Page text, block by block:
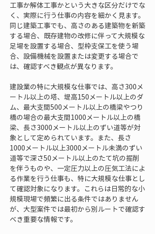
工事か解体工事かという大きな区分だけでな
く、実際に行う仕事の内容を細かく見ます。
同じ建築工事でも、高さのある建築物を新築
する場合、既存建物の改修に伴って大規模な
足場を設置する場合、型枠支保工を使う場
合、設備機械を設置または変更する場合で
は、確認すべき観点が異なります。
建設業の特に大規模な仕事では、高さ300メ
ートル以上の塔、堤高150メートル以上のダ
ム、最大支間500メートル以上の橋梁やつり
橋の場合の最大支間1000メートル以上の橋
梁、長さ3000メートル以上のずい道等が対
象として定められています。また、長さ
1000メートル以上3000メートル未満のずい
道等で深さ50メートル以上のたて坑の掘削
を伴うものや、一定圧力以上の圧気工法によ
る作業を行う仕事も、特に大規模な仕事とし
て確認対象になります。これらは日常的な小
規模現場で頻繁に出る条件ではありません
が、大型案件では最初から別ルートで確認す
べき重要な情報です。